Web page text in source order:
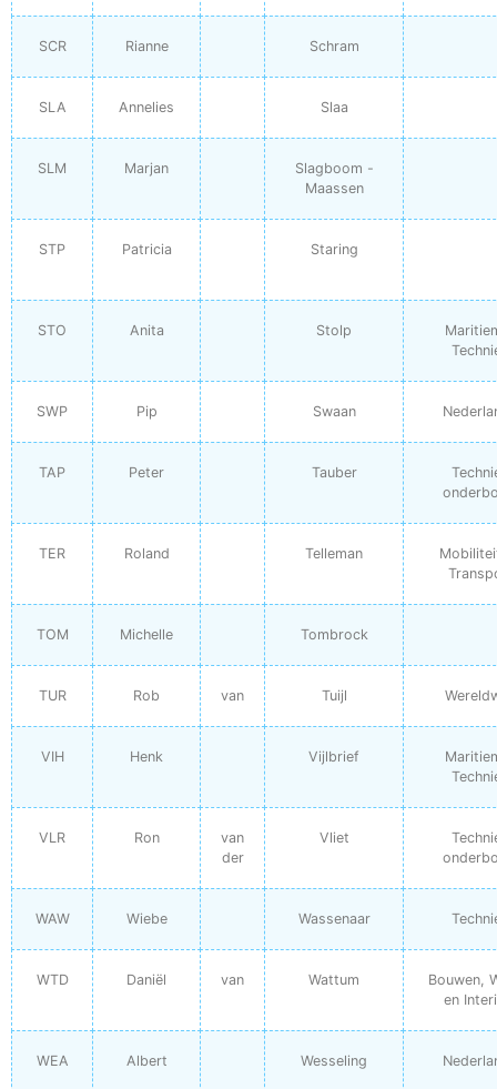
SCR Rianne Schram
SLA Annelies Slaa
SLM Marjan
Slagboom -
Maassen
STP Patricia Staring
STO Anita Stolp
SWP Pip Swaan
TAP Peter Tauber
TER Roland Telleman
TOM Michelle Tombrock
TUR Rob van Tuijl
VIH Henk Vijlbrief
VLR Ron
van
der
Vliet
WAW Wiebe Wassenaar
WTD Daniël van Wattum
Bouwen,
en
WEA Albert Wesseling